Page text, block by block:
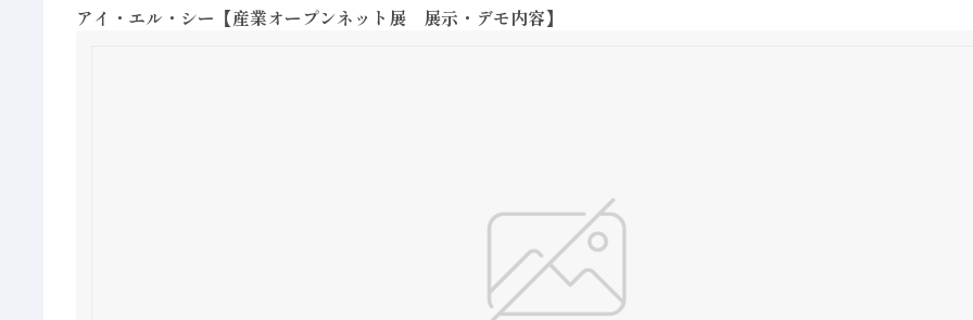
アイ・エル・シー【産業オープンネット展 展示・デモ内容】